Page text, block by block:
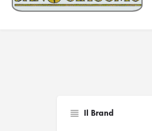
Il Brand